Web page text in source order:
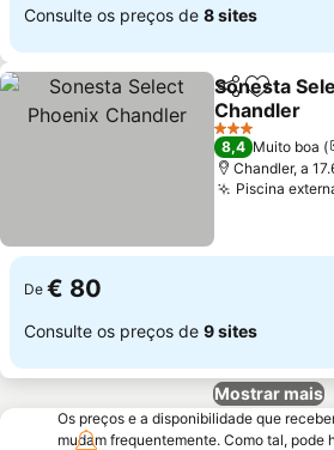
Consulte os preços de 8 sites
Partilhar
Sonesta
Chandler
3 Estrelas
8,4 Muito boa
Chandler, a
Piscina
De € 80
Consulte os preços de 9 sites
Mostrar mais
Os preços e a disponibilidade que
mudam frequentemente. Como tal, pode